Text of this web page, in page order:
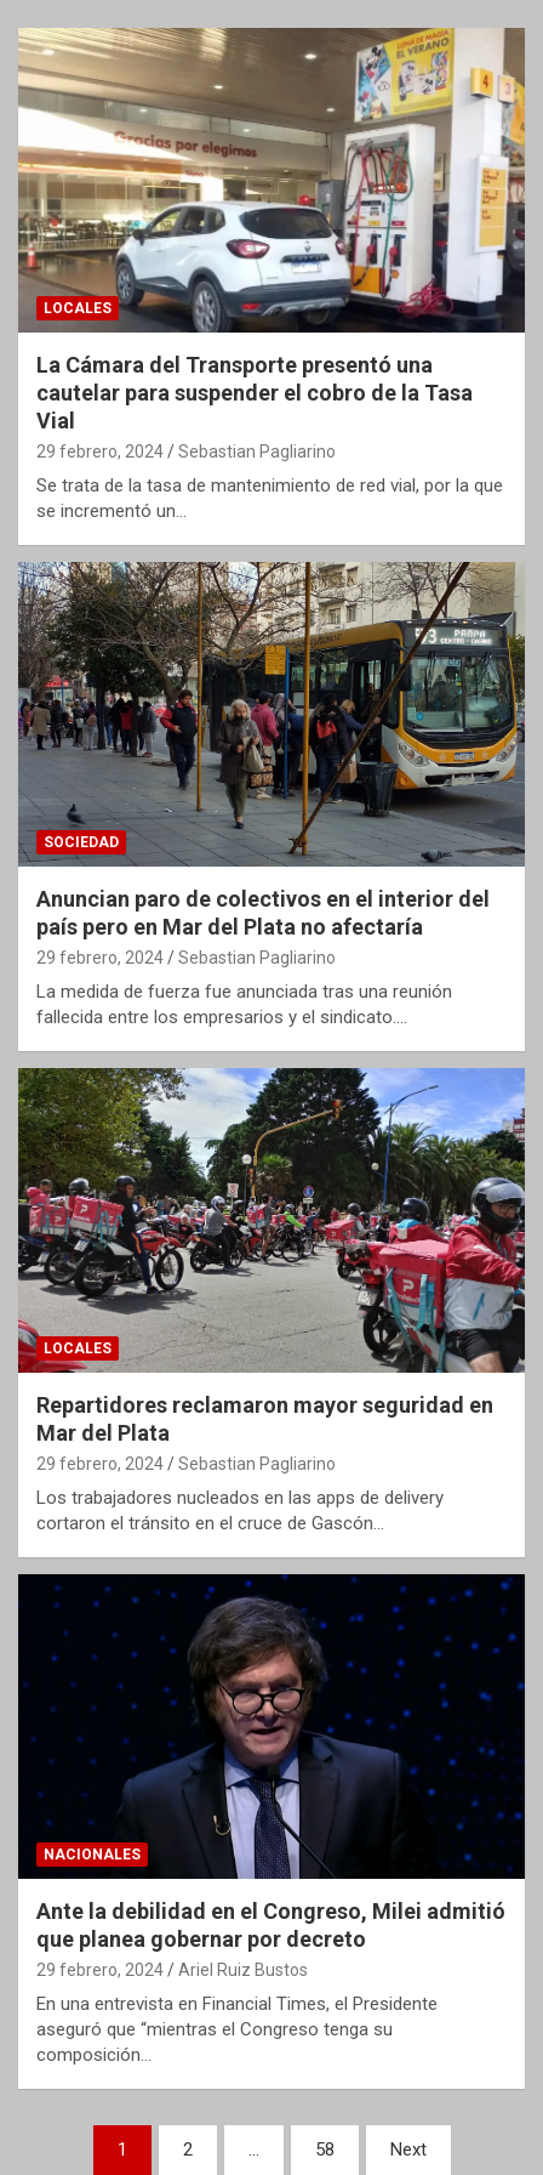
LOCALES
La Cámara del Transporte presentó una
cautelar para suspender el cobro de la Tasa
Vial
29 febrero, 2024 Sebastian Pagliarino
Se trata de la tasa de mantenimiento de red vial, por la que
se incrementó un…
SOCIEDAD
Anuncian paro de colectivos en el interior del
país pero en Mar del Plata no afectaría
29 febrero, 2024 Sebastian Pagliarino
La medida de fuerza fue anunciada tras una reunión
fallecida entre los empresarios y el sindicato.…
LOCALES
Repartidores reclamaron mayor seguridad en
Mar del Plata
29 febrero, 2024 Sebastian Pagliarino
Los trabajadores nucleados en las apps de delivery
cortaron el tránsito en el cruce de Gascón…
NACIONALES
Ante la debilidad en el Congreso, Milei admitió
que planea gobernar por decreto
29 febrero, 2024 Ariel Ruiz Bustos
En una entrevista en Financial Times, el Presidente
aseguró que “mientras el Congreso tenga su
composición…
Paginación
1 2 58 Next